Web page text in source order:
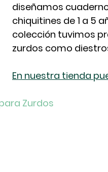
diseñamos
chiquitines de 1 a 5
colección tuvimos
zurdos como
En nuestra tienda
Zurdos